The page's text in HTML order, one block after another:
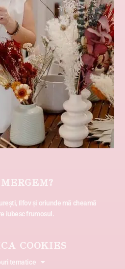
Ilfov și oriunde mă cheamă
iubesc frumosul.
COOKIES
tematice